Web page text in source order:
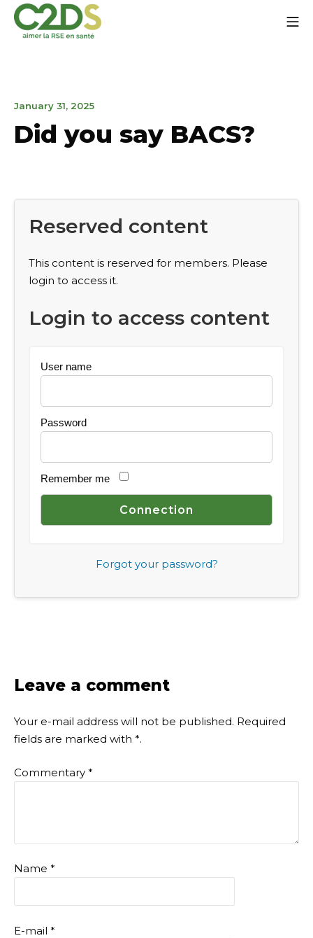
content
January 31, 2025May
2025
Did you say BACS?
Reserved content
This content is reserved for members. Please
login to access it.
Login to access content
User name
Password
Remember me
Forgot your password?
Leave a comment
Your e-mail address will not be published. Required
fields are marked with *.
Commentary *
Name *
E-mail *